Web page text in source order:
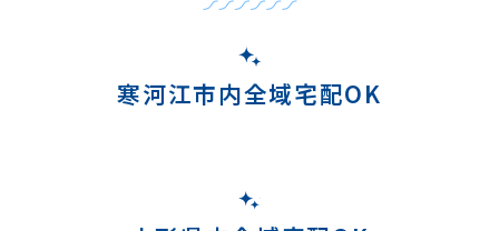
寒河江市内全域宅配OK